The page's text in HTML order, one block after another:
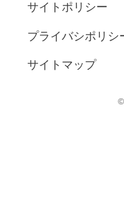
サイトポリシー
プライバシポリシ
サイトマップ